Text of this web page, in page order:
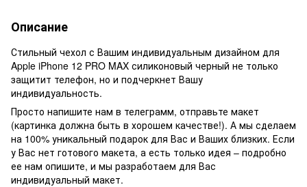
Описание
Стильный чехол с Вашим индивидуальным дизайном для
Apple iPhone 12 PRO MAX силиконовый черный не только
защитит телефон, но и подчеркнет Вашу
индивидуальность.
Просто напишите нам в телеграмм, отправьте макет
(картинка должна быть в хорошем качестве!). А мы сделаем
на 100% уникальный подарок для Вас и Ваших близких. Если
у Вас нет готового макета, а есть только идея – подробно
ее нам опишите, и мы разработаем для Вас
индивидуальный макет.